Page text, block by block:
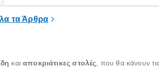
τα Άρθρα
καιαποκριάτικες στολές , που θα κάνουν